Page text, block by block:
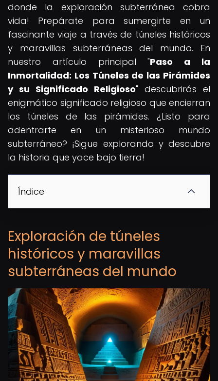
donde la exploración subterránea cobra
vida! Prepárate para sumergirte en un
fascinante viaje a través de túneles históricos
y maravillas subterráneas del mundo. En
nuestro artículo principal "Paso a la
Inmortalidad: Los Túneles de las Pirámides
y su Significado Religioso" descubrirás el
enigmático significado religioso que encierran
los túneles de las pirámides. ¿Listo para
adentrarte en un misterioso mundo
subterráneo? ¡Sigue explorando y descubre
la historia que yace bajo tierra!
Índice
Exploración de túneles
históricos y maravillas
subterráneas del mundo